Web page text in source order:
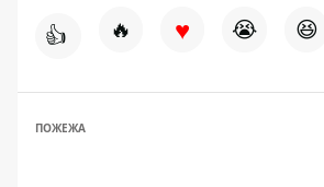
👍 🔥 ♥ 😭 😆
ПОЖЕЖА